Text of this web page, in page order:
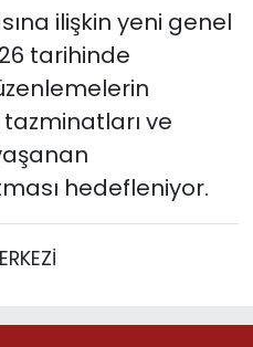
ilişkin yeni genel
tarihinde
ve
hedefleniyor.